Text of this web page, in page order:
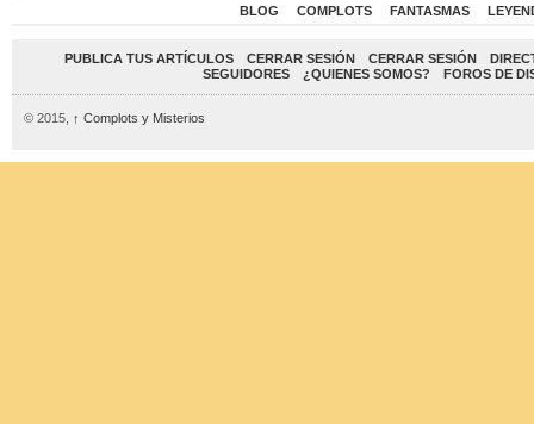
BLOG COMPLOTS FANTASMAS
PUBLICA TUS ARTÍCULOS CERRAR SESIÓN CERRAR SESIÓN
SEGUIDORES
¿QUIENES SOMOS? FOROS DE
© 2015, ↑ Complots y Misterios